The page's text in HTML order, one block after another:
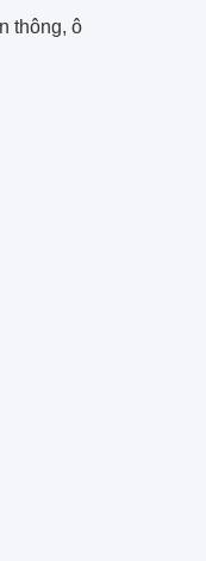
thông, ô